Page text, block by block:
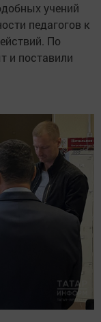
учений
педагогов к
По
и поставили